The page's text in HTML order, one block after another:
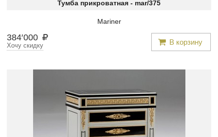
Тумба прикроватная - mar/375
Mariner
384′000 В корзину
Хочу скидку